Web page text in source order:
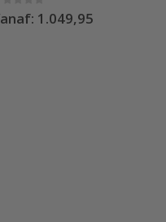
of 51.049,95